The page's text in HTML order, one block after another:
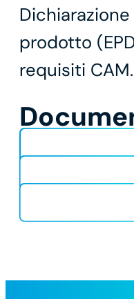
prodotto
requisiti CAM.